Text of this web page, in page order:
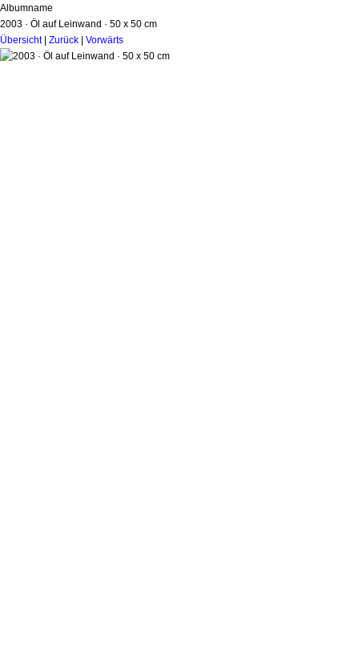
Albumname
2003 · Öl auf Leinwand · 50 x 50 cm
Übersicht| Zurück Vorwärts